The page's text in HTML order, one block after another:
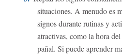
situaciones. A menudo es
signos durante rutinas y
atractivas, como la hora
pañal. Si puede aprender